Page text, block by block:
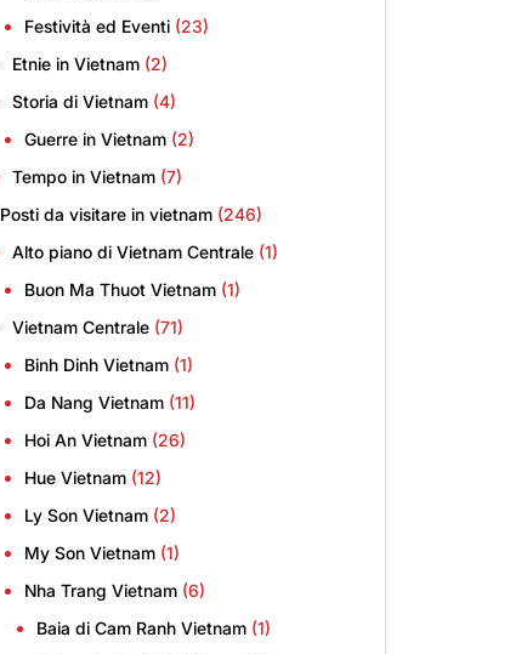
Festività ed Eventi (23)
Etnie in Vietnam (2)
Storia di Vietnam (4)
Guerre in Vietnam (2)
Tempo in Vietnam (7)
Posti da visitare in vietnam (246)
Alto piano di Vietnam Centrale (1)
Buon Ma Thuot Vietnam (1)
Vietnam Centrale (71)
Binh Dinh Vietnam (1)
Da Nang Vietnam (11)
Hoi An Vietnam (26)
Hue Vietnam (12)
Ly Son Vietnam (2)
My Son Vietnam (1)
Nha Trang Vietnam (6)
Baia di Cam Ranh Vietnam (1)